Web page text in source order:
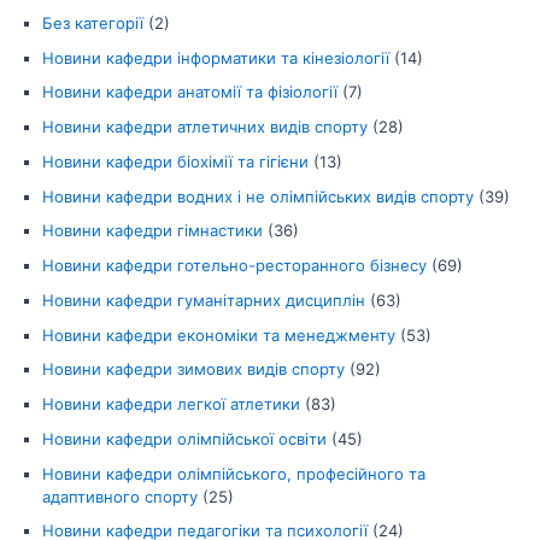
Без категорії(2)
Новини кафедри інформатики та кінезіології(14)
Новини кафедри анатомії та фізіології(7)
Новини кафедри атлетичних видів спорту (28)
Новини кафедри біохімії та гігієни (13)
Новини кафедри водних і не олімпійських видів спорту (39)
Новини кафедри гімнастики (36)
Новини кафедри готельно-ресторанного бізнесу (69)
Новини кафедри гуманітарних дисциплін (63)
Новини кафедри економіки та менеджменту (53)
Новини кафедри зимових видів спорту (92)
Новини кафедри легкої атлетики (83)
Новини кафедри олімпійської освіти (45)
Новини кафедри олімпійського, професійного та
адаптивного спорту (25)
Новини кафедри педагогіки та психології(24)